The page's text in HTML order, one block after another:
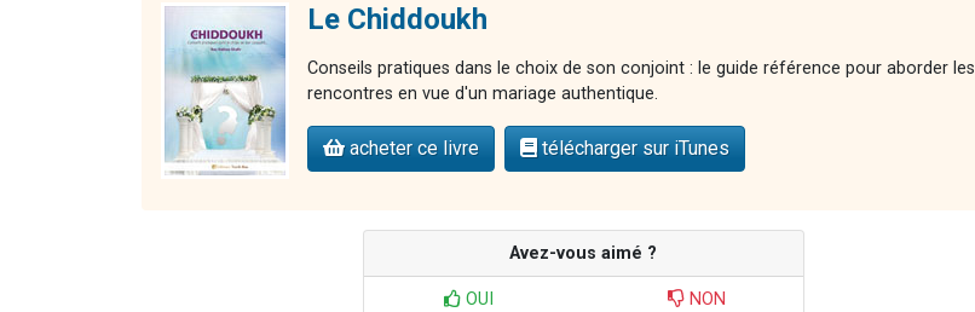
Le Chiddoukh
Conseils pratiques dans le choix de son conjoint : le guide référence pour aborder les
rencontres en vue d'un mariage authentique.
acheter ce livre télécharger sur iTunes
Avez-vous aimé ?
OUI NON